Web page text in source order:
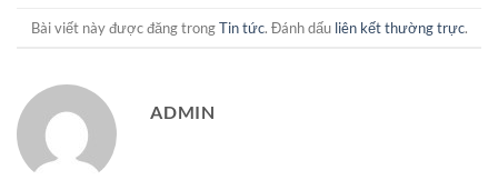
Bài viết này được đăng trongTin tức. Đánh dấu liên kết thường trực.
ADMIN